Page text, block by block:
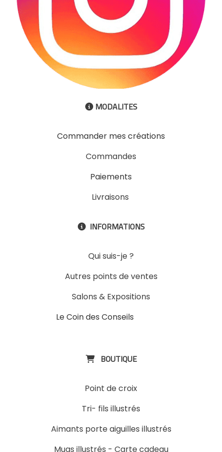
 MODALITES
Commander mes créations
Commandes
Paiements
Livraisons
 INFORMATIONS
Qui suis-je ?
Autres points de ventes
Salons & Expositions
Le Coin des Conseils
 BOUTIQUE
Point de croix
Tri- fils illustrés
Aimants porte aiguilles illustrés
Mugs illustrés - Carte cadeau